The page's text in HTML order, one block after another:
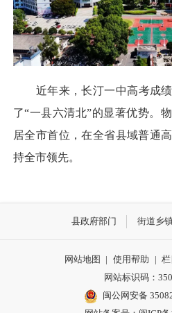
近年来，长汀一中高考成绩
了“一县六清北”的显著优势。
居全市首位，在全省县域普通
持全市领先。
县政府部门 街道乡
网站地图 | 使用帮助 | 栏
网站标识码：
闽公网安备